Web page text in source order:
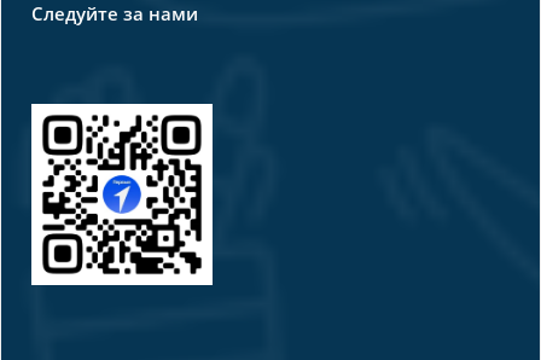
Следуйте за нами